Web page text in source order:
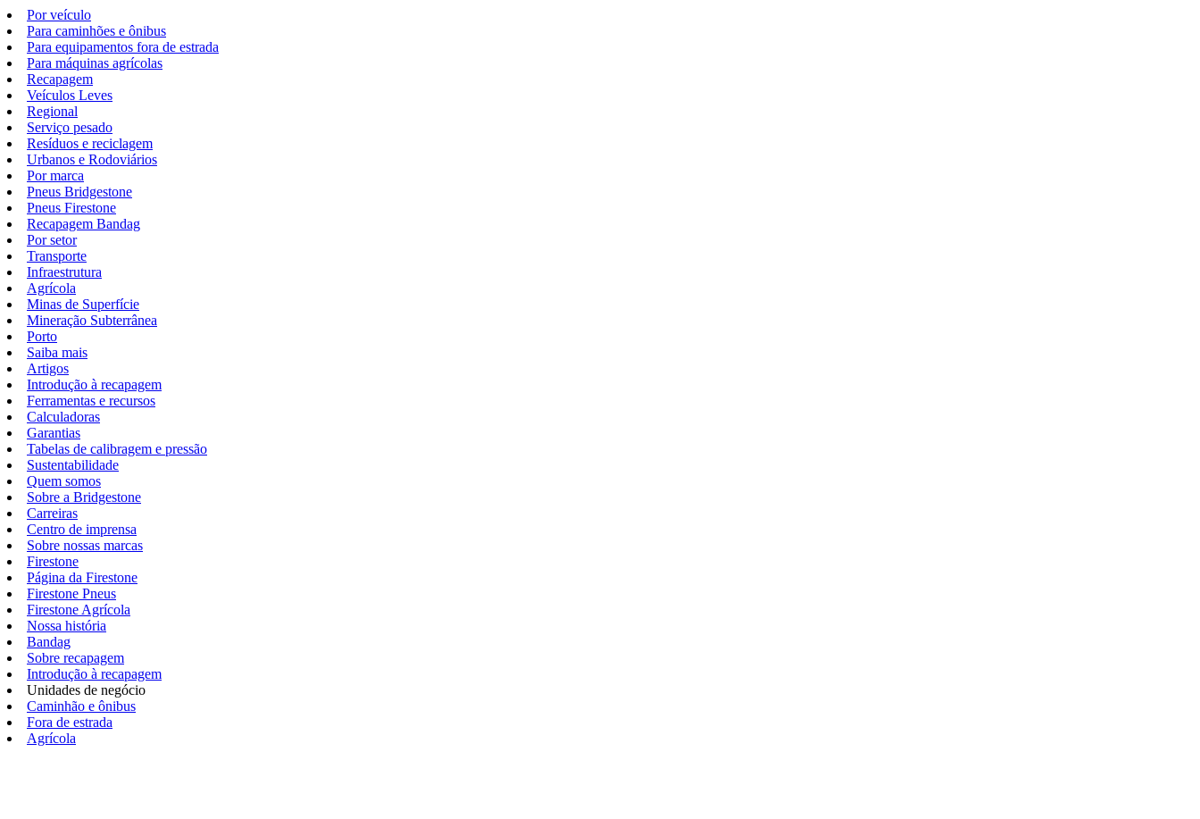
Por veículo
Para caminhões e ônibus
Para equipamentos fora de estrada
Para máquinas agrícolas
Recapagem
Veículos Leves
Regional
Serviço pesado
Resíduos e reciclagem
Urbanos e Rodoviários
Por marca
Pneus Bridgestone
Pneus Firestone
Recapagem Bandag
Por setor
Transporte
Infraestrutura
Agrícola
Minas de Superfície
Mineração Subterrânea
Porto
Saiba mais
Artigos
Introdução à recapagem
Ferramentas e recursos
Calculadoras
Garantias
Tabelas de calibragem e pressão
Sustentabilidade
Quem somos
Sobre a Bridgestone
Carreiras
Centro de imprensa
Sobre nossas marcas
Firestone
Página da Firestone
Firestone Pneus
Firestone Agrícola
Nossa história
Bandag
Sobre recapagem
Introdução à recapagem
Unidades de negócio
Caminhão e ônibus
Fora de estrada
Agrícola